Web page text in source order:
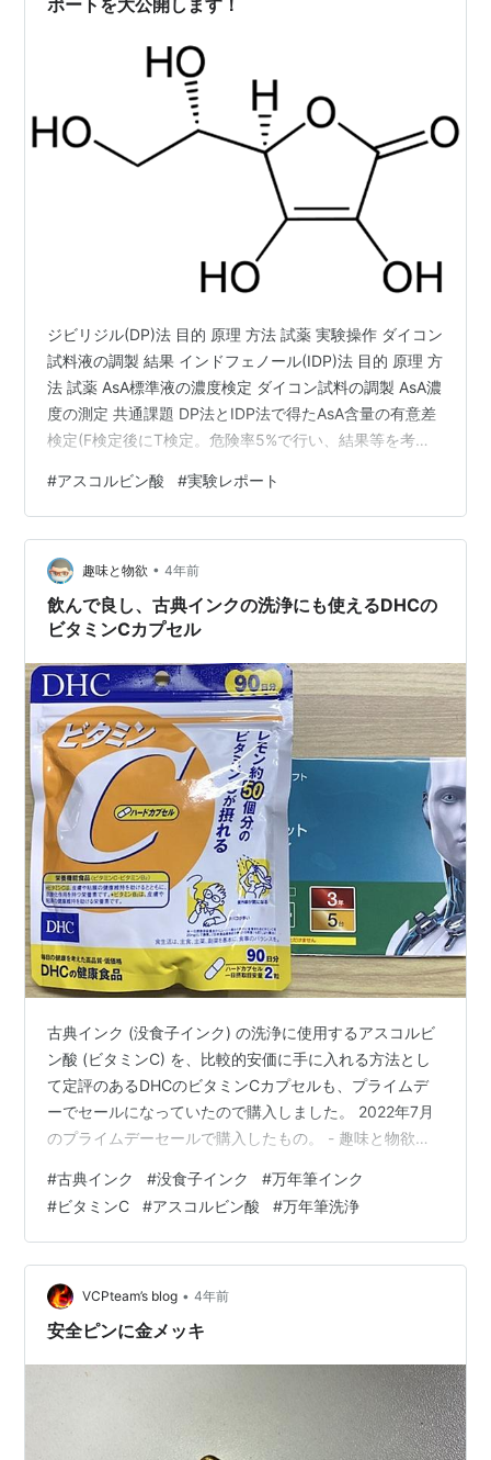
ポートを大公開します！
ジビリジル(DP)法 目的 原理 方法 試薬 実験操作 ダイコン
試料液の調製 結果 インドフェノール(IDP)法 目的 原理 方
法 試薬 AsA標準液の濃度検定 ダイコン試料の調製 AsA濃
度の測定 共通課題 DP法とIDP法で得たAsA含量の有意差
検定(F検定後にT検定。危険率5%で行い、結果等を考察
とIDP法で得たダイコンのAsA含量を「食品成分データベ
ース」のビタミンC量と比較し、結果について考察する。
ジビリジル(DP)法 目的 大根中のAsAを定量すること。 原
理 酸性下でAsAにFe³⁺がFe²⁺に還元される。これにα,…
#アスコルビン酸 #実験レポート
趣味と物欲 • 4年前
飲んで良し、古典インクの洗浄にも使えるDHCの
ビタミンCカプセル
古典インク (没食子インク) の洗浄に使用するアスコルビ
ン酸 (ビタミンC) を、比較的安価に手に入れる方法とし
て定評のあるDHCのビタミンCカプセルも、プライムデ
ーでセールになっていたので購入しました。 2022年7月
のプライムデーセールで購入したもの。 - 趣味と物欲成
ン、着色料(カラメル、酸化チタン)、ビタミンB2 (VB2)」
と書かれており、カプセルの内容量は501mgで、ビタミ
ンC 500mgとビタミンB2 1.0mgが入っています。 カプ
セルの材料がゼラチン、カプセルを茶色に着色している
のがカラメルで、カプセルのDHCの文字の…
#古典インク #没食子インク #万年筆インク
#ビタミンC #アスコルビン酸 #万年筆洗浄
VCPteam’s blog • 4年前
安全ピンに金メッキ